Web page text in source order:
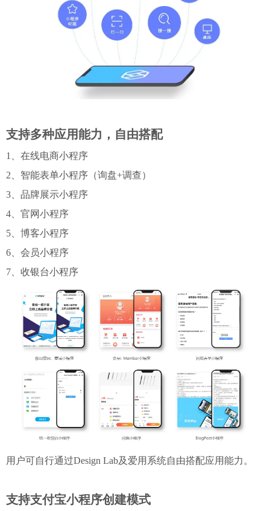
支持多种应用能力，自由搭配
1、在线电商小程序
2、智能表单小程序（询盘+调查）
3、品牌展示小程序
4、官网小程序
5、博客小程序
6、会员小程序
7、收银台小程序
用户可自行通过Design Lab及爱用系统自由搭配应用能力。
支持支付宝小程序创建模式